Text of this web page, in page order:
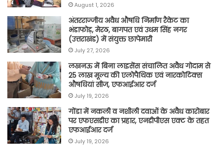
August 1, 2026
अंतरराज्जीय अवैध औषधि निर्माण रैकेट का
भंडाफोड़, मेरठ, बागपत एवं उधम सिंह नगर
(उत्तराखंड) में संयुक्त छापेमारी
July 27, 2026
लखनऊ में बिना लाइसेंस संचालित अवैध गोदाम से
25 लाख मूल्य की एलोपैथिक एवं नारकोटिक्स
औषधियां सीज, एफआईआर दर्ज
July 19, 2026
गोंडा में नकली व नशीली दवाओं के अवैध कारोबार
पर एफएसडीए का प्रहार, एनडीपीएस एक्ट के तहत
एफआईआर दर्ज
July 19, 2026